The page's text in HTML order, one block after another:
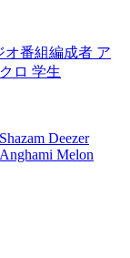
オ番組編成者 ア
ロ 学生
Shazam Deezer
Anghami Melon